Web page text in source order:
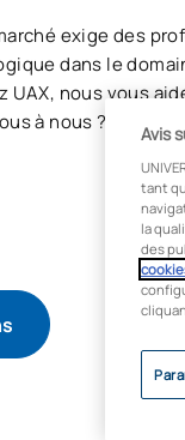
exige des
dans le
UAX, nous vous
à nous ?
D’ADMISSION
Avis
tant
la
des